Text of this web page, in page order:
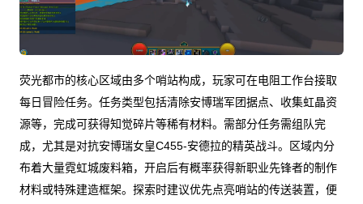
荧光都市的核心区域由多个哨站构成，玩家可在电阻工作台接取
每日冒险任务。任务类型包括清除安博瑞军团据点、收集虹晶资
源等，完成可获得知觉碎片等稀有材料。需部分任务需组队完
成，尤其是对抗安博瑞女皇C455-安德拉的精英战斗。区域内分
布着大量霓虹城废料箱，开启后有概率获得新职业先锋者的制作
材料或特殊建造框架。探索时建议优先点亮哨站的传送装置，便